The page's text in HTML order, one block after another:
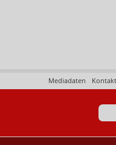
Kontakt
Mediadaten